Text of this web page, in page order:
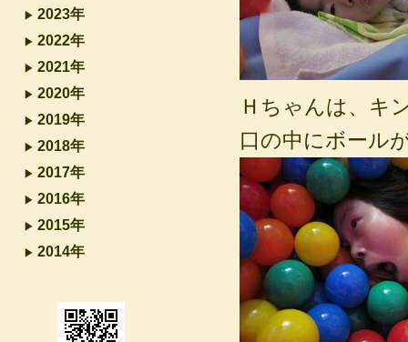
Ｈちゃんは、キ
口の中にボール
2023年
2022年
2021年
2020年
2019年
2018年
2017年
2016年
2015年
2014年